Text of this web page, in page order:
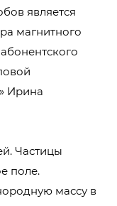
является
магнитного
Ирина
Частицы
поле.
массу в